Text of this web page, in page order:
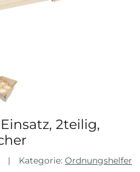
2teilig,
Kategorie: Ordnungshelfer